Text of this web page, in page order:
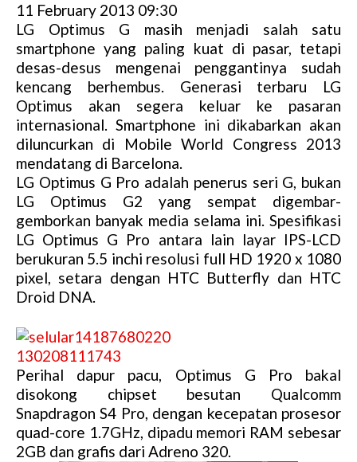
11 February 2013 09:30
LG Optimus G masih menjadi salah satu
smartphone yang paling kuat di pasar, tetapi
desas-desus mengenai penggantinya sudah
kencang berhembus. Generasi terbaru LG
Optimus akan segera keluar ke pasaran
internasional. Smartphone ini dikabarkan akan
diluncurkan di Mobile World Congress 2013
mendatang di Barcelona.
LG Optimus G Pro adalah penerus seri G, bukan
LG Optimus G2 yang sempat digembar-
gemborkan banyak media selama ini. Spesifikasi
LG Optimus G Pro antara lain layar IPS-LCD
berukuran 5.5 inchi resolusi full HD 1920 x 1080
pixel, setara dengan HTC Butterfly dan HTC
Droid DNA.
Perihal dapur pacu, Optimus G Pro bakal
disokong chipset besutan Qualcomm
Snapdragon S4 Pro, dengan kecepatan prosesor
quad-core 1.7GHz, dipadu memori RAM sebesar
2GB dan grafis dari Adreno 320.